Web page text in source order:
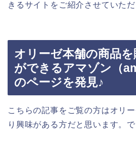
きるサイトをご紹介させていた
オリーゼ本舗の商品
ができるアマゾン（
のページを発見♪
こちらの記事をご覧の方はオリ
り興味がある方だと思います。で